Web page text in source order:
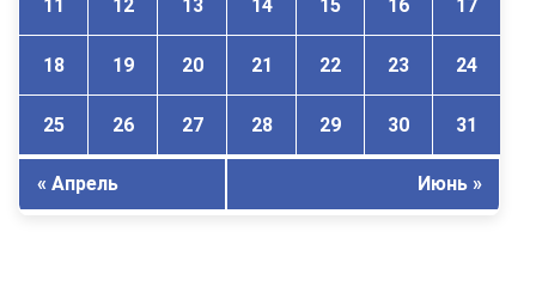
11 12 13 14 15 16 17
18 19 20 21 22 23 24
25 26 27 28 29 30 31
« Апрель Июнь »